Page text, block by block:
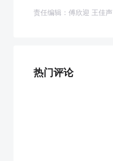
责任编辑：傅欣迎 王佳声
热门评论